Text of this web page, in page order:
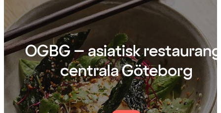
OGBG – asiatisk
centrala Göteborg